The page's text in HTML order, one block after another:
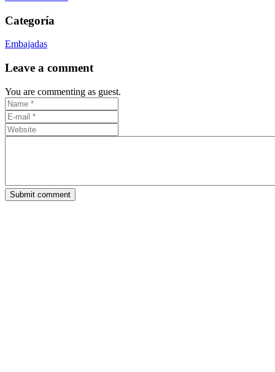
Categoría
Embajadas
Leave a comment
You are commenting as guest.
Submit comment